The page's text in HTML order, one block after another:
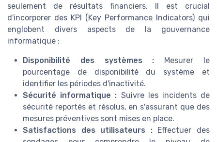
seulement de résultats financiers. Il est crucial
d'incorporer des KPI (Key Performance Indicators) qui
englobent divers aspects de la gouvernance
informatique :
Disponibilité des systèmes : Mesurer le
pourcentage de disponibilité du système et
identifier les périodes d'inactivité.
Sécurité informatique : Suivre les incidents de
sécurité reportés et résolus, en s'assurant que des
mesures préventives sont mises en place.
Satisfactions des utilisateurs :Effectuer des